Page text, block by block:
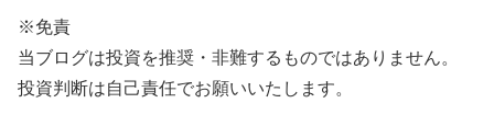
※免責
当ブログは投資を推奨・非難するものではありません。
投資判断は自己責任でお願いいたします。